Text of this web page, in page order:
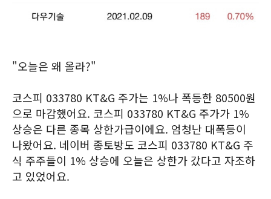
"오늘은 왜 올라?"
코스피 033780 KT&G 주가는 1%나 폭등한 80500원
으로 마감했어요. 코스피 033780 KT&G 주가가 1%
상승은 다른 종목 상한가급이에요. 엄청난 대폭등이
나왔어요. 네이버 종토방도 코스피 033780 KT&G 주
식 주주들이 1% 상승에 오늘은 상한가 갔다고 자조하
고 있었어요.